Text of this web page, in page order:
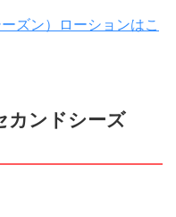
ズン）ローションはこ
カンドシーズ